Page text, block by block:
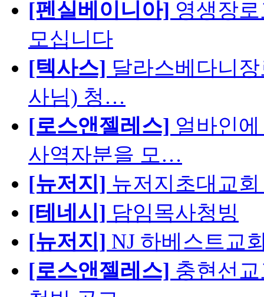
[펜실베이니아] 영생장
모십니다
[텍사스] 달라스베다니
사님) 청…
[로스앤젤레스] 얼바인
사역자분을 모…
[뉴저지] 뉴저지초대교
[테네시] 담임목사청빙
[뉴저지] NJ 하베스트교
[로스앤젤레스] 충현선